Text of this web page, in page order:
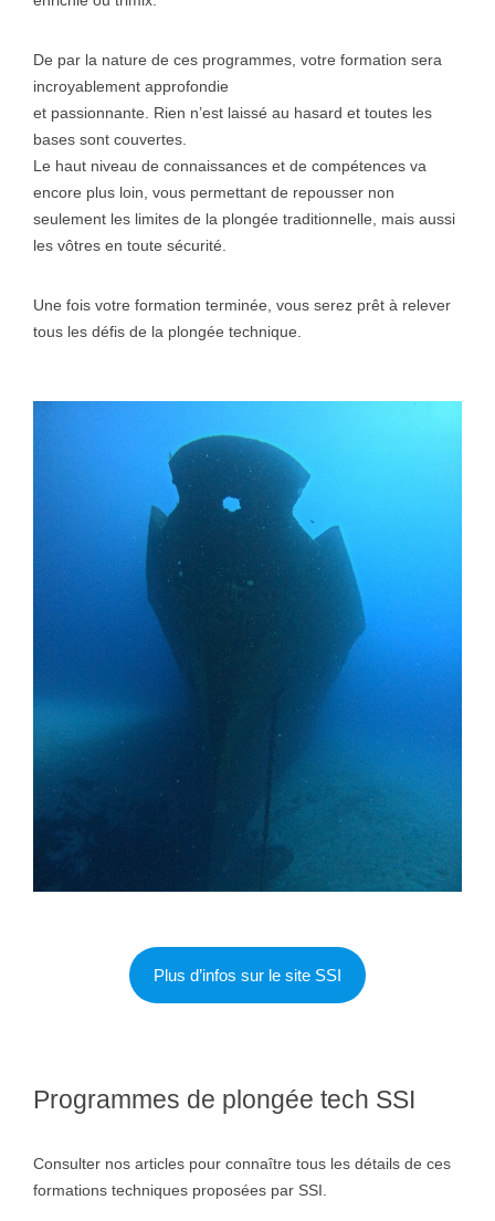
De par la nature de ces programmes, votre formation sera
incroyablement approfondie
et passionnante. Rien n’est laissé au hasard et toutes les
bases sont couvertes.
Le haut niveau de connaissances et de compétences va
encore plus loin, vous permettant de repousser non
seulement les limites de la plongée traditionnelle, mais aussi
les vôtres en toute sécurité.
Une fois votre formation terminée, vous serez prêt à relever
tous les défis de la plongée technique.
Plus d’infos sur le site SSI
Programmes de plongée tech SSI
Consulter nos articles pour connaître tous les détails de ces
formations techniques proposées par SSI.